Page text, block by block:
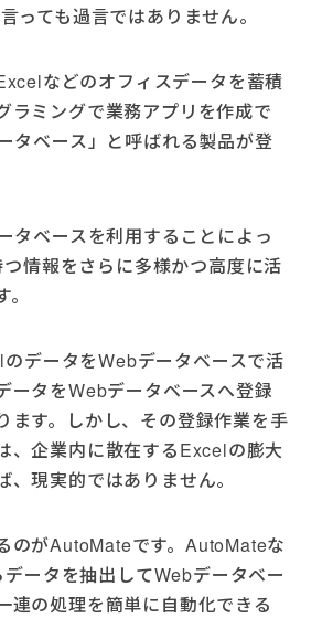
っても過言ではありません。
などのオフィスデータを蓄積
ラミングで業務アプリを作成で
タベース」と呼ばれる製品が登
タベースを利用することによっ
情報をさらに多様かつ高度に活
データをWebデータベースで活
ータをWebデータベースへ登録
ます。しかし、その登録作業を手
、企業内に散在するExcelの膨大
、現実的ではありません。
のがAutoMateです。AutoMateな
ータを抽出してWebデータベー
連の処理を簡単に自動化できる